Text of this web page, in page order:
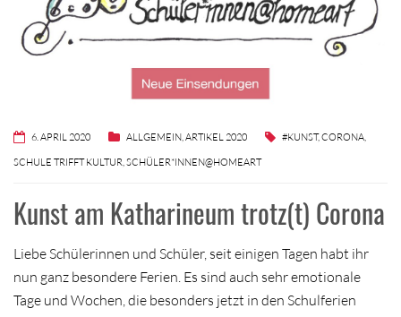
6. APRIL 2020 ALLGEMEIN ARTIKEL 2020 #KUNST,CORONA
SCHULE TRIFFT KULTUR SCHÜLER*INNEN@HOMEART
Kunst am Katharineum trotz(t) Corona
Liebe Schülerinnen und Schüler, seit einigen Tagen habt ihr
nun ganz besondere Ferien. Es sind auch sehr emotionale
Tage und Wochen, die besonders jetzt in den Schulferien